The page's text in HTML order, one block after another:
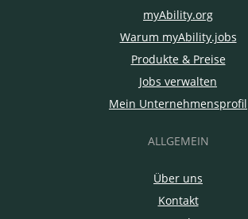
myAbility.org
Warum myAbility.jobs
Produkte & Preise
Jobs verwalten
Mein Unternehmensprofil
ALLGEMEIN
Über uns
Kontakt